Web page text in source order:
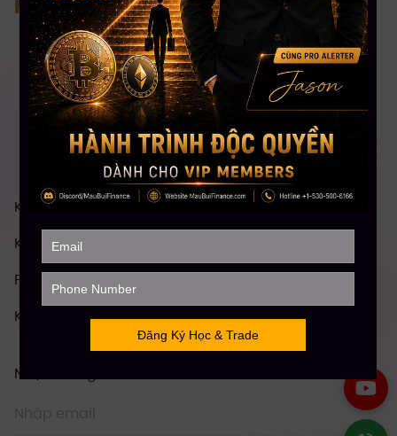
Nơi tiếp cận đầu tư bài bản nhất
Khóa Học Chứng khoán Mỹ Toàn diện
Khóa Học Đầu tư Crypto Toàn diện
Phân Tích Kỹ Thuật (TA)
Khóa Học Stock Future Trading
Nhận thông tin